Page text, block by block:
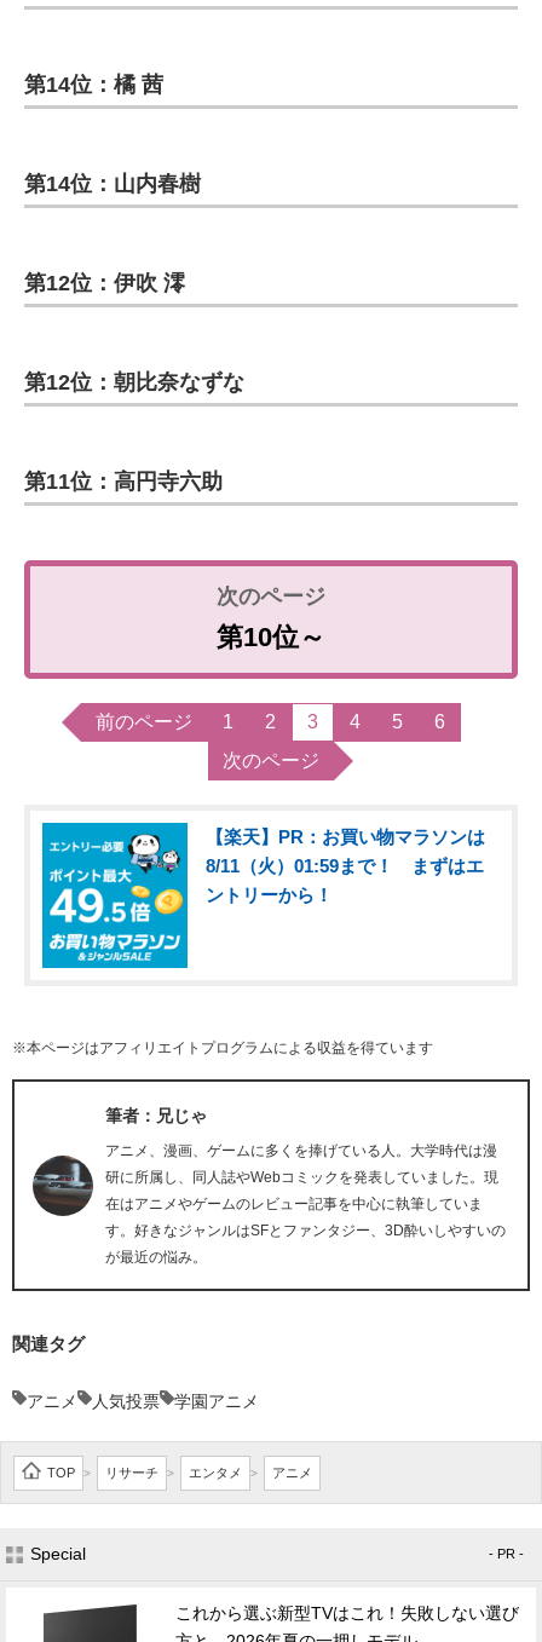
第14位：橘 茜
第14位：山内春樹
第12位：伊吹 澪
第12位：朝比奈なずな
第11位：高円寺六助
第10位～
前のページ 1 2 3 4 5
6
次のページ
【楽天】PR：お買い物マラソンは
8/11（火）01:59まで！ まずはエ
ントリーから！
※本ページはアフィリエイトプログラムによる収益を得ています
筆者：兄じゃ
アニメ、漫画、ゲームに多くを捧げている人。大学時代は漫
研に所属し、同人誌やWebコミックを発表していました。現
在はアニメやゲームのレビュー記事を中心に執筆していま
す。好きなジャンルはSFとファンタジー、3D酔いしやすいの
が最近の悩み。
関連タグ
アニメ 人気投票 学園アニメ
TOP > リサーチ > エンタメ > アニメ
Special - PR -
これから選ぶ新型TVはこれ！失敗しない選び